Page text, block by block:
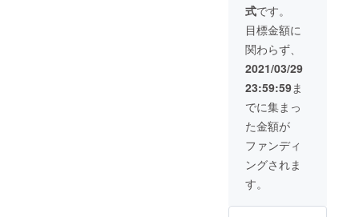
式です。
目標金額に
関わらず、
2021/03/29
23:59:59ま
でに集まっ
た金額が
ファンディ
ングされま
す。